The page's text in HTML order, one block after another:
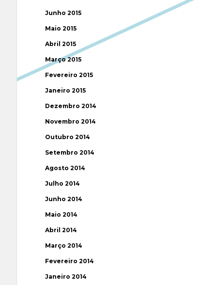
Junho 2015
Maio 2015
Abril 2015
Março 2015
Fevereiro 2015
Janeiro 2015
Dezembro 2014
Novembro 2014
Outubro 2014
Setembro 2014
Agosto 2014
Julho 2014
Junho 2014
Maio 2014
Abril 2014
Março 2014
Fevereiro 2014
Janeiro 2014